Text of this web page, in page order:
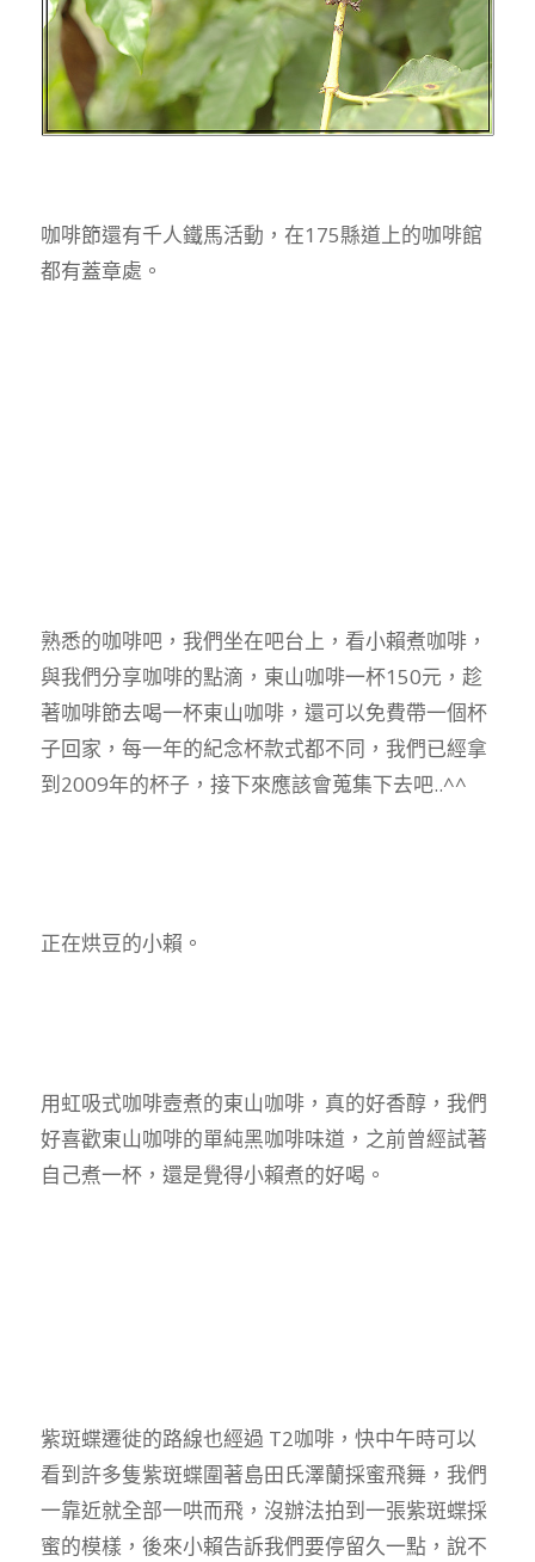
咖啡節還有千人鐵馬活動，在175縣道上的咖啡館
都有蓋章處。
熟悉的咖啡吧，我們坐在吧台上，看小賴煮咖啡，
與我們分享咖啡的點滴，東山咖啡一杯150元，趁
著咖啡節去喝一杯東山咖啡，還可以免費帶一個杯
子回家，每一年的紀念杯款式都不同，我們已經拿
到2009年的杯子，接下來應該會蒐集下去吧..^^
正在烘豆的小賴。
用虹吸式咖啡壼煮的東山咖啡，真的好香醇，我們
好喜歡東山咖啡的單純黑咖啡味道，之前曾經試著
自己煮一杯，還是覺得小賴煮的好喝。
紫斑蝶遷徙的路線也經過 T2咖啡，快中午時可以
看到許多隻紫斑蝶圍著島田氏澤蘭採蜜飛舞，我們
一靠近就全部一哄而飛，沒辦法拍到一張紫斑蝶採
蜜的模樣，後來小賴告訴我們要停留久一點，說不